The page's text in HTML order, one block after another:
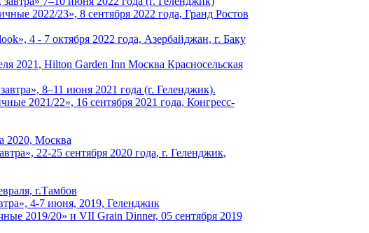
2022/23», 8 сентября 2022 года, Гранд Ростов
4 - 7 октября 2022 года, Азербайджан, г. Баку
2021, Hilton Garden Inn Москва Красносельская
8–11 июня 2021 года (г. Геленджик).
2021/22», 16 сентября 2021 года, Конгресс-
2020, Москва
22-25 сентября 2020 года, г. Геленджик,
г.Тамбов
4-7 июня, 2019, Геленджик
2019/20» и VII Grain Dinner, 05 сентября 2019